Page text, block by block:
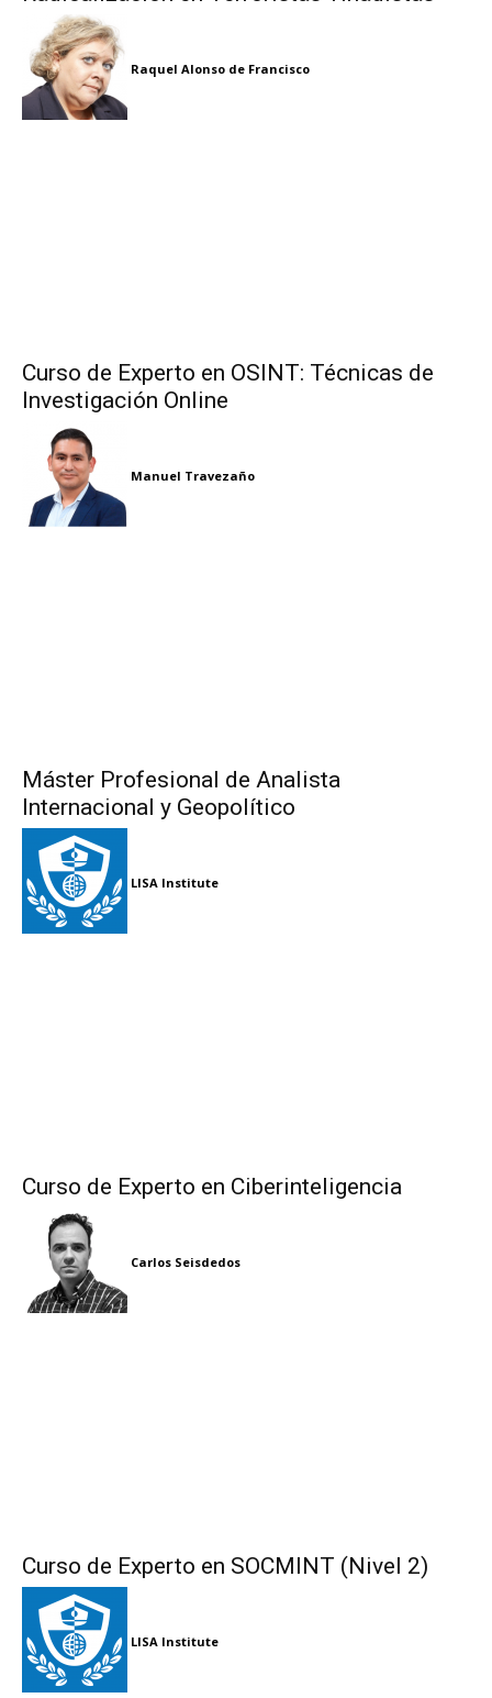
Raquel Alonso de Francisco
Curso de Experto en OSINT: Técnicas de
Investigación Online
Manuel Travezaño
Máster Profesional de Analista
Internacional y Geopolítico
LISA Institute
Curso de Experto en Ciberinteligencia
Carlos Seisdedos
Curso de Experto en SOCMINT (Nivel 2)
LISA Institute